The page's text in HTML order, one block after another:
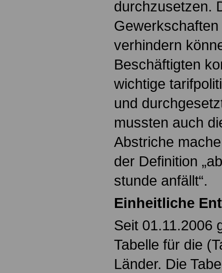
durchzusetzen.
verhindern
Beschäftigten
wichtige
und
mussten auch
Abstriche
der Definition
stunde anfällt“.
Einheitliche
Seit 01.11.2006
Tabelle für die
Länder. Die